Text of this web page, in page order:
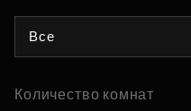
Все
Количество комнат